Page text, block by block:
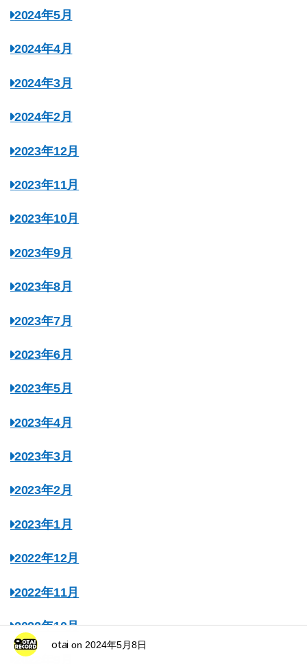
2024年5月
2024年4月
2024年3月
2024年2月
2023年12月
2023年11月
2023年10月
2023年9月
2023年8月
2023年7月
2023年6月
2023年5月
2023年4月
2023年3月
2023年2月
2023年1月
2022年12月
2022年11月
2022年10月
2022年9月
otai on 2024年5月8日